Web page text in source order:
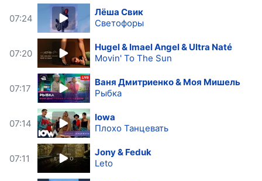
07:24
Лёша Свик
Светофоры
07:20
Hugel & Imael Angel & Ultra Naté
Movin' To The Sun
07:17
Ваня Дмитриенко & Моя Мишель
Рыбка
07:14
Iowa
Плохо Танцевать
07:11
Jony & Feduk
Leto